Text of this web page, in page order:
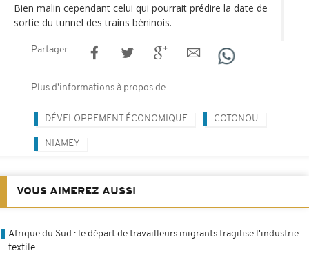
Bien malin cependant celui qui pourrait prédire la date de
sortie du tunnel des trains béninois.
Partager
Plus d'informations à propos de
DÉVELOPPEMENT ÉCONOMIQUE COTONOU
NIAMEY
VOUS AIMEREZ AUSSI
Afrique du Sud : le départ de travailleurs migrants fragilise l'industrie
textile